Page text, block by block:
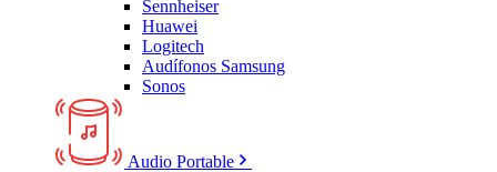
Sennheiser
Huawei
Logitech
Audífonos Samsung
Sonos
Audio Portable